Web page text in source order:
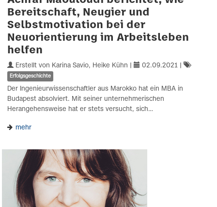
Bereitschaft, Neugier und
Selbstmotivation bei der
Neuorientierung im Arbeitsleben
helfen
Erstellt von Karina Savio, Heike Kühn | 02.09.2021
Erfolgsgeschichte
Der Ingenieurwissenschaftler aus Marokko hat ein MBA in
Budapest absolviert. Mit seiner unternehmerischen
Herangehensweise hat er stets versucht, sich…
mehr